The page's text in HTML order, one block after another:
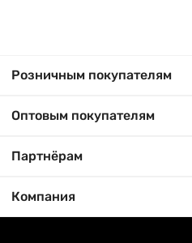
Розничным покупателям
Оптовым покупателям
Партнёрам
Компания